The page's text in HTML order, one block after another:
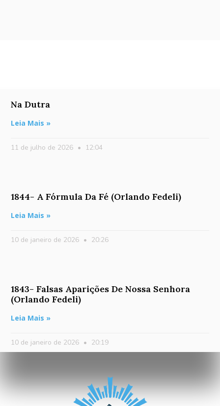
Na Dutra
Leia Mais »
11 de julho de 2026 12:04
1844- A Fórmula Da Fé (Orlando Fedeli)
Leia Mais »
10 de janeiro de 2026 20:26
1843- Falsas Aparições De Nossa Senhora
(Orlando Fedeli)
Leia Mais »
10 de janeiro de 2026 20:19